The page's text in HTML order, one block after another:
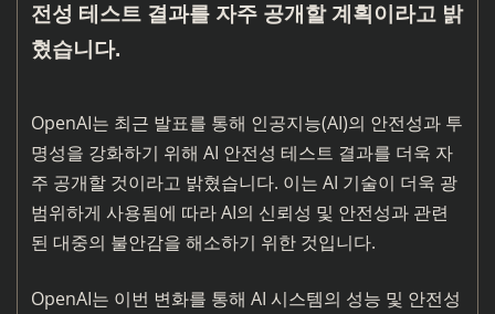
전성 테스트 결과를 자주 공개할 계획이라고 밝
혔습니다.
OpenAI는 최근 발표를 통해 인공지능(AI)의 안전성과 투
명성을 강화하기 위해 AI 안전성 테스트 결과를 더욱 자
주 공개할 것이라고 밝혔습니다. 이는 AI 기술이 더욱 광
범위하게 사용됨에 따라 AI의 신뢰성 및 안전성과 관련
된 대중의 불안감을 해소하기 위한 것입니다.
OpenAI는 이번 변화를 통해 AI 시스템의 성능 및 안전성